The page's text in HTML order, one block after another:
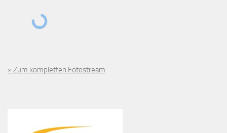
» Zum kompletten Fotostream